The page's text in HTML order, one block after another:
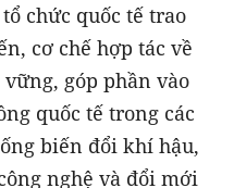
chức quốc tế trao
cơ chế hợp tác về
góp phần vào
quốc tế trong các
biến đổi khí hậu,
nghệ và đổi mới